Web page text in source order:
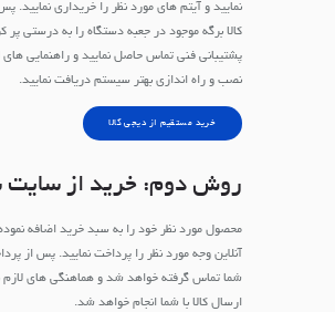
نمایید و آیتم های مورد نظر را خریداری نمایید.
کالا برگه موجود در جعبه دستگاه را به درستی پر
پشتیبانی فنی تماس حاصل نمایید و راهنمایی های
نصب و راه اندازی بهتر سیستم دریافت نمایید.
خرید مستقیم از دیجی کالا
روش دوم: خرید از
محصول مورد نظر خود را به سبد خرید اضافه
آنلاین وجه مورد نظر را پرداخت نمایید. پس از
شما تماس گرفته خواهد شد و هماهنگی های لازم
ارسال کالا با شما انجام خواهد شد.